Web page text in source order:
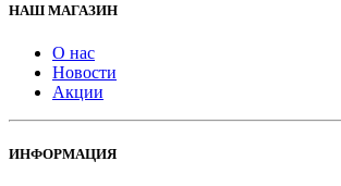
НАШ МАГАЗИН
О нас
Новости
Акции
ИНФОРМАЦИЯ